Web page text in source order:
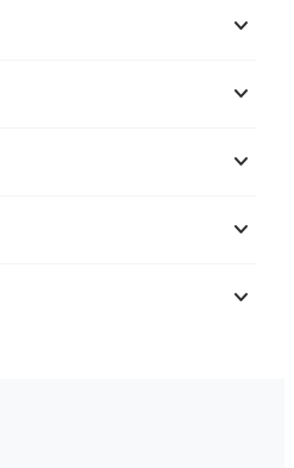
keyboard_arrow_down
keyboard_arrow_down
keyboard_arrow_down
keyboard_arrow_down
keyboard_arrow_down